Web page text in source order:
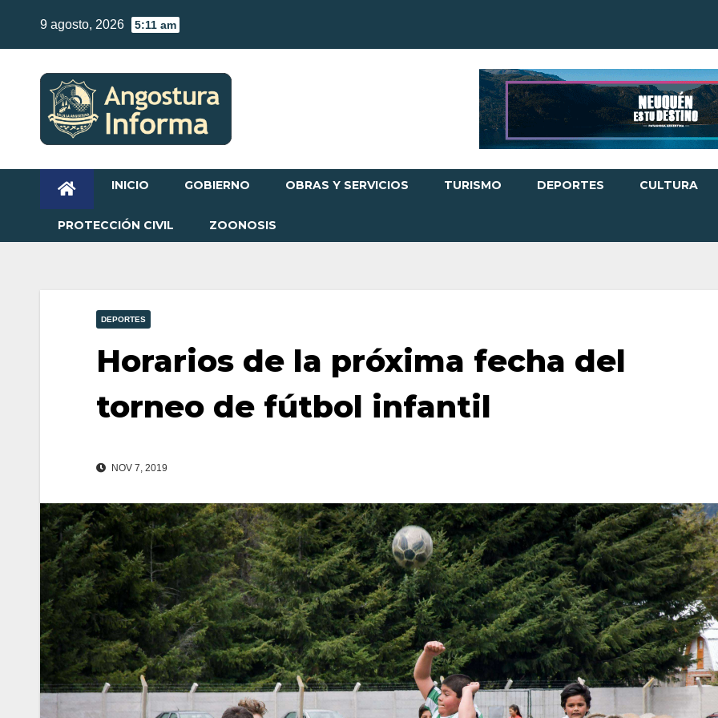
content
9 agosto, 2026 5:11 am
INICIO GOBIERNO OBRAS Y SERVICIOS TURISMO DEPORTES CULTURA
PROTECCIÓN CIVIL ZOONOSIS
DEPORTES
Horarios de la próxima fecha del
torneo de fútbol infantil
NOV 7, 2019